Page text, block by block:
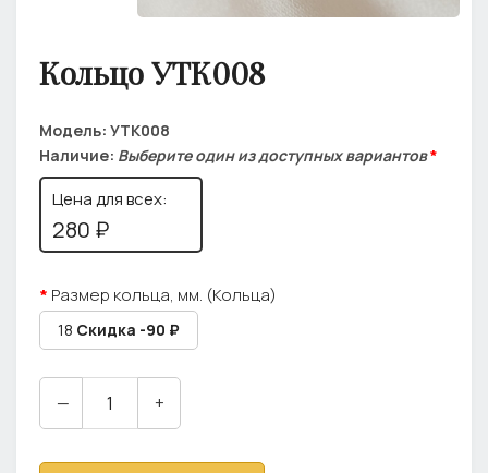
Кольцо УТК008
Модель: УТК008
Наличие: Выберите один из доступных вариантов*
Цена для всех:
280 ₽
Размер кольца, мм. (Кольца)
18 Скидка -90 ₽
— +